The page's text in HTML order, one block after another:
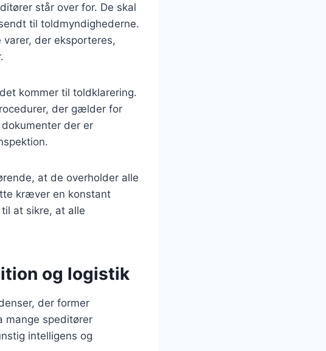
står over for. De skal
til toldmyndighederne.
der eksporteres,
kommer til toldklarering.
der gælder for
der er
at de overholder alle
kræver en konstant
at sikre, at alle
og logistik
der former
mange speditører
intelligens og